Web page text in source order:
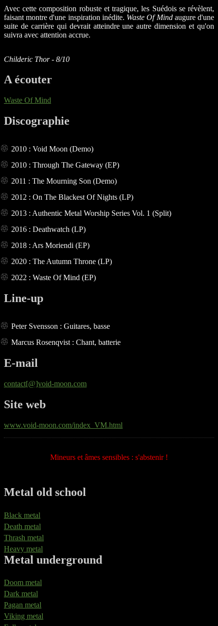
Avec cette composition robuste et tragique, les Suédois se révèlent,
faisant montre d'une inspiration inédite. Waste Of Mindaugure d'une
suite de carrière qui devrait atteindre une autre dimension et qu'on
suivra avec attention accrue.
Childeric Thor - 8/10
A écouter
Waste Of Mind
Discographie
2010 : Void Moon (Demo)
2010 : Through The Gateway (EP)
2011 : The Mourning Son (Demo)
2012 : On The Blackest Of Nights (LP)
2013 : Authentic Metal Worship Series Vol. 1 (Split)
2016 : Deathwatch (LP)
2018 : Ars Moriendi (EP)
2020 : The Autumn Throne (LP)
2022 : Waste Of Mind (EP)
Line-up
Peter Svensson : Guitares, basse
Marcus Rosenqvist : Chant, batterie
E-mail
contact[@]void-moon.com
Site web
www.void-moon.com/index_VM.html
Mineurs et âmes sensibles : s'abstenir !
Metal old school
Black metal
Death metal
Thrash metal
Heavy metal
Metal underground
Doom metal
Dark metal
Pagan metal
Viking metal